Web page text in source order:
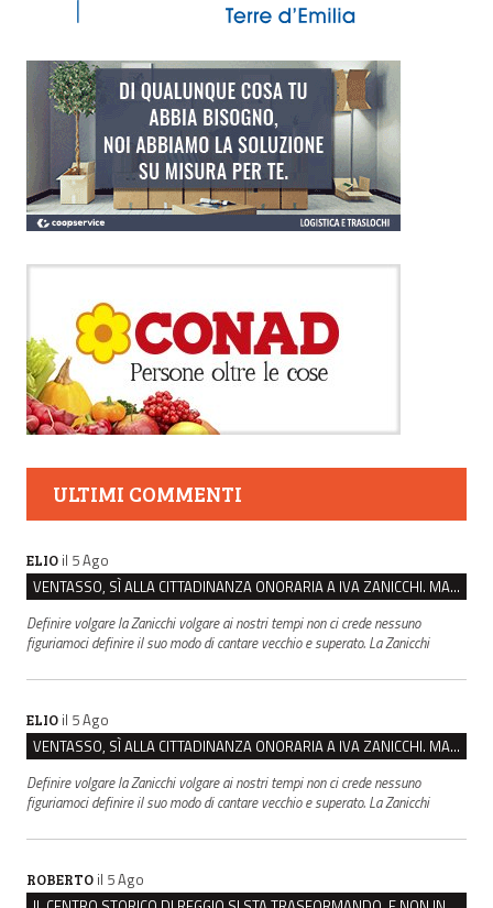
ULTIMI COMMENTI
ELIO il 5 Ago
VENTASSO, SÌ ALLA CITTADINANZA ONORARIA A IVA ZANICCHI. MA BARGIACCHI: “È DI PESSIMO GUSTO”
Definire volgare la Zanicchi volgare ai nostri tempi non ci crede nessuno
figuriamoci definire il suo modo di cantare vecchio e superato. La Zanicchi
ELIO il 5 Ago
VENTASSO, SÌ ALLA CITTADINANZA ONORARIA A IVA ZANICCHI. MA BARGIACCHI: “È DI PESSIMO GUSTO”
Definire volgare la Zanicchi volgare ai nostri tempi non ci crede nessuno
figuriamoci definire il suo modo di cantare vecchio e superato. La Zanicchi
ROBERTO il 5 Ago